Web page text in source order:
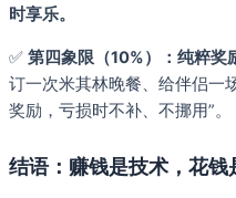
时享乐。
✅ 第四象限（10%）：纯粹奖
订一次米其林晚餐、给伴侣一
奖励，亏损时不补、不挪用”。
结语：赚钱是技术，花钱